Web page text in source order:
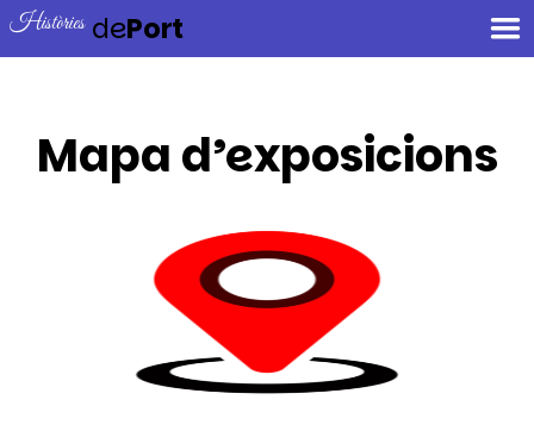
HistòriesdePort
Mapa d’exposicions